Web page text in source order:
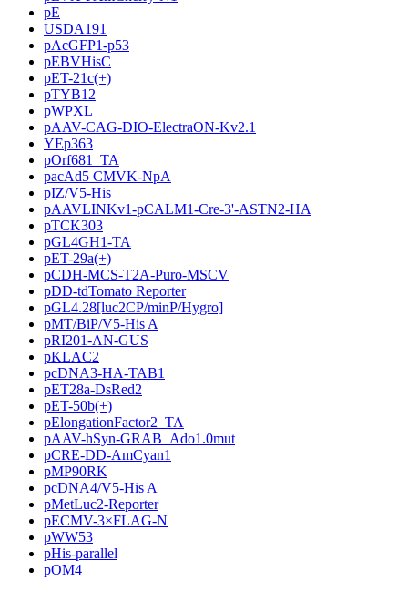
pE
USDA191
pAcGFP1-p53
pEBVHisC
pET-21c(+)
pTYB12
pWPXL
pAAV-CAG-DIO-ElectraON-Kv2.1
YEp363
pOrf681_TA
pacAd5 CMVK-NpA
pIZ/V5-His
pAAVLINKv1-pCALM1-Cre-3'-ASTN2-HA
pTCK303
pGL4GH1-TA
pET-29a(+)
pCDH-MCS-T2A-Puro-MSCV
pDD-tdTomato Reporter
pGL4.28[luc2CP/minP/Hygro]
pMT/BiP/V5-His A
pRI201-AN-GUS
pKLAC2
pcDNA3-HA-TAB1
pET28a-DsRed2
pET-50b(+)
pElongationFactor2_TA
pAAV-hSyn-GRAB_Ado1.0mut
pCRE-DD-AmCyan1
pMP90RK
pcDNA4/V5-His A
pMetLuc2-Reporter
pECMV-3×FLAG-N
pWW53
pHis-parallel
pOM4